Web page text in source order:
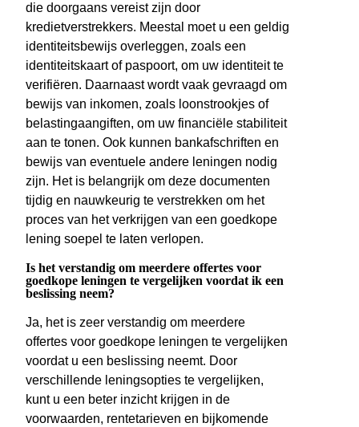
die doorgaans vereist zijn door
kredietverstrekkers. Meestal moet u een geldig
identiteitsbewijs overleggen, zoals een
identiteitskaart of paspoort, om uw identiteit te
verifiëren. Daarnaast wordt vaak gevraagd om
bewijs van inkomen, zoals loonstrookjes of
belastingaangiften, om uw financiële stabiliteit
aan te tonen. Ook kunnen bankafschriften en
bewijs van eventuele andere leningen nodig
zijn. Het is belangrijk om deze documenten
tijdig en nauwkeurig te verstrekken om het
proces van het verkrijgen van een goedkope
lening soepel te laten verlopen.
Is het verstandig om meerdere offertes voor
goedkope leningen te vergelijken voordat ik een
beslissing neem?
Ja, het is zeer verstandig om meerdere
offertes voor goedkope leningen te vergelijken
voordat u een beslissing neemt. Door
verschillende leningsopties te vergelijken,
kunt u een beter inzicht krijgen in de
voorwaarden, rentetarieven en bijkomende